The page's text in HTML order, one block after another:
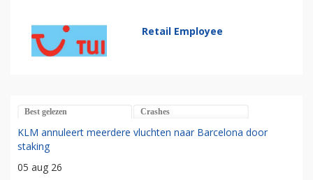
Retail Employee
Best gelezen Crashes
KLM annuleert meerdere vluchten naar Barcelona door
staking
05 aug 26